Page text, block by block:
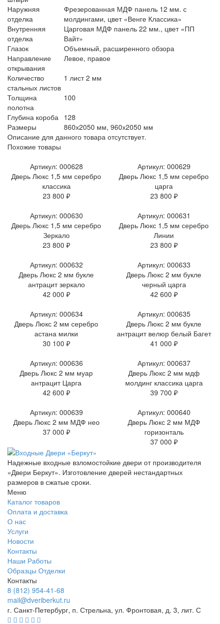
Наружняя
отделка
Фрезерованная МДФ панель 12 мм. с
молдингами, цвет «Венге Классика»
Внутренняя
отделка
Царговая МДФ панель 22 мм., цвет «ПП
Вайт»
Глазок
Объемный, расширенного обзора
Направление
открывания
Левое, правое
Количество
стальных листов
1 лист 2 мм
Толщина
полотна
100
Глубина короба
128
Размеры
860х2050 мм, 960х2050 мм
Описание для данного товара отсутствует.
Похожие товары
Артикул: 000628
Дверь Люкс 1,5 мм серебро
классика
23 800 ₽
Артикул: 000629
Дверь Люкс 1,5 мм серебро
царга
23 800 ₽
Артикул: 000630
Дверь Люкс 1,5 мм серебро
Зеркало
23 800 ₽
Артикул: 000631
Дверь Люкс 1,5 мм серебро
Линии
23 800 ₽
Артикул: 000632
Дверь Люкс 2 мм букле
антрацит зеркало
42 000 ₽
Артикул: 000633
Дверь Люкс 2 мм букле
черный царга
42 600 ₽
Артикул: 000634
Дверь Люкс 2 мм серебро
астана милки
30 100 ₽
Артикул: 000635
Дверь Люкс 2 мм букле
антрацит велюр белый Багет
41 000 ₽
Артикул: 000636
Дверь Люкс 2 мм муар
антрацит Царга
42 600 ₽
Артикул: 000637
Дверь Люкс 2 мм мдф
молдинг классика царга
39 700 ₽
Артикул: 000639
Дверь Люкс 2 мм МДФ нео
37 000 ₽
Артикул: 000640
Дверь Люкс 2 мм МДФ
горизонталь
37 000 ₽
Надежные входные взломостойкие двери от производителя
«Двери Беркут». Изготовление дверей нестандартных
размеров в сжатые сроки.
Меню
Каталог товаров
Оплата и доставка
О нас
Услуги
Новости
Контакты
Наши Работы
Образцы Отделки
Контакты
8 (812) 954-41-68
mail@dveriberkut.ru
г. Санкт-Петербург, п. Стрельна, ул. Фронтовая, д. 3, лит. С